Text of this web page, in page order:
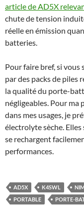
article de AD5X
chute de tension
réelle en émission
batteries.
Pour faire bref, si
par des packs de piles
la qualité du porte-
négligeables. Pour ma
dans mes usages, je
électrolyte sèche.
se rechargent
performances.
AD5X K4SWL
PORTABLE
PORTE-